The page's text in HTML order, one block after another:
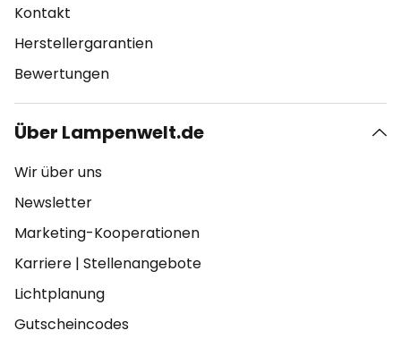
Kontakt
Herstellergarantien
Bewertungen
Über Lampenwelt.de
Wir über uns
Newsletter
Marketing-Kooperationen
Karriere | Stellenangebote
Lichtplanung
Gutscheincodes